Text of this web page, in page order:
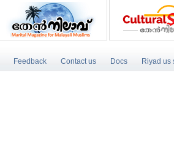
Feedback Contact us Docs Riyad us